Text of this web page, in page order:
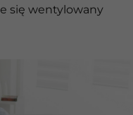
się wentylowany